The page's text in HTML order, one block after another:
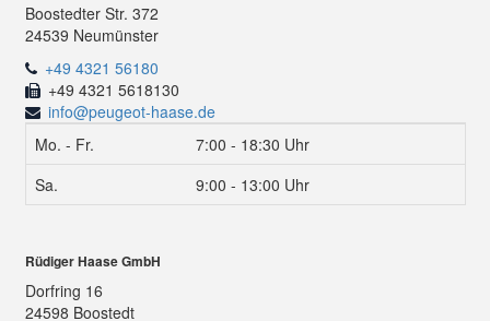
Boostedter Str. 372
24539 Neumünster
+49 4321 56180
+49 4321 5618130
info@peugeot-haase.de
Mo. - Fr.
7:00 - 18:30 Uhr
Sa.
9:00 - 13:00 Uhr
Rüdiger Haase GmbH
Dorfring 16
24598 Boostedt